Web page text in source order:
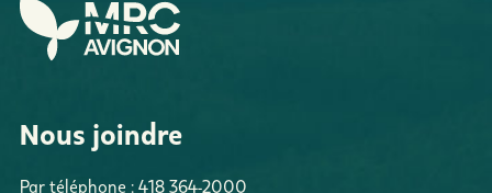
Nous joindre
Par téléphone : 418 364-2000